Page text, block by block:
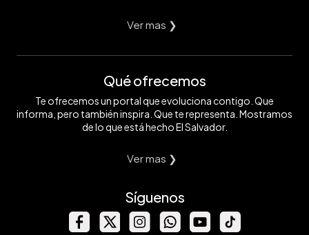
Ver mas ❯
Qué ofrecemos
Te ofrecemos un portal que evoluciona contigo. Que
informa, pero también inspira. Que te representa. Mostramos
de lo que está hecho El Salvador.
Ver mas ❯
Síguenos